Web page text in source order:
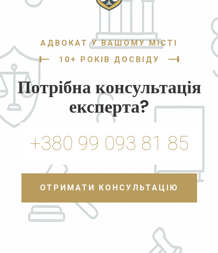
АДВОКАТ У ВАШОМУ МІСТІ
10+ РОКІВ ДОСВІДУ
Потрібна консультація
експерта?
+380 99 093 81 85
ОТРИМАТИ КОНСУЛЬТАЦІЮ